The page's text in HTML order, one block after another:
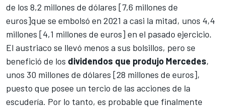
de los 8,2 millones de dólares [7,6 millones de
euros]que se embolsó en 2021 a casi la mitad, unos 4,4
millones [4,1 millones de euros] en el pasado ejercicio.
El austriaco se llevó menos a sus bolsillos, pero se
benefició de los dividendos que produjo Mercedes,
unos 30 millones de dólares [28 millones de euros],
puesto que posee un tercio de las acciones de la
escudería. Por lo tanto, es probable que finalmente